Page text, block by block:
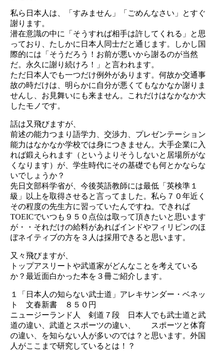
私ら日本人は、「すみません」「ごめんなさい」とすぐ
謝ります。
潜在意識の中に「そうすれば相手は許してくれる」と思
っており、たしかに日本人同士だと通じます。しかし国
際的には「そうだろう！お前が悪いから謝るのが当然
だ。永久に謝り続けろ！」と言われます。
ただ日本人でも一つだけ例外があります。何故か交通事
故の時だけは、明らかに自分が悪くてもなかなか謝りま
せんし、お見舞いにも来ません。これだけはなかなか大
したモノです。
話は又飛びますが、
前述の能力つまり語学力、交渉力、プレゼンテーション
能力はなかなか学校では身につきません。大手企業に入
れば鍛えられます（というよりそうしないと居場所がな
くなります）が、学生時代にその基礎でも何とかならな
いでしょうか？
先日文部科学省が、今後英語教師には最低「英検準１
級」以上を取得させると言ってました。私ら７０年近く
その程度の先生方に習っていたんですね。できれば
TOEICでいつも９５０点位は取って頂きたいと思います
が・・それだけの給料があればインドやフィリピンのほ
ぼネイティブの方を３人は採用できると思います。
又々飛びますが、
トップアスリートや武道家がどんなことを考えている
か？最近面白かった本を３冊ご紹介します。
１「日本人の知らない武士道」アレキサンダー・ベネッ
ト 文春新書 ８５０円
ニュージーランド人 剣道７段 日本人でも武士道と武
道の違い、武道とスポーツの違い、 スポーツと体育
の違い、を知らない人が多いのでは？と思います。外国
人がここまで研究しているとは！？